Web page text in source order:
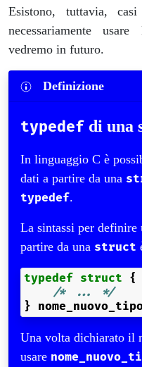
Esistono, tuttavia,
necessariamente
vedremo in futuro.
Definizione
typedef di una
In linguaggio C è
dati a partire da una
typedef.
La sintassi per
partire da una struct
typedef struct {
/* ... */
}
Una volta dichiarato il
usare